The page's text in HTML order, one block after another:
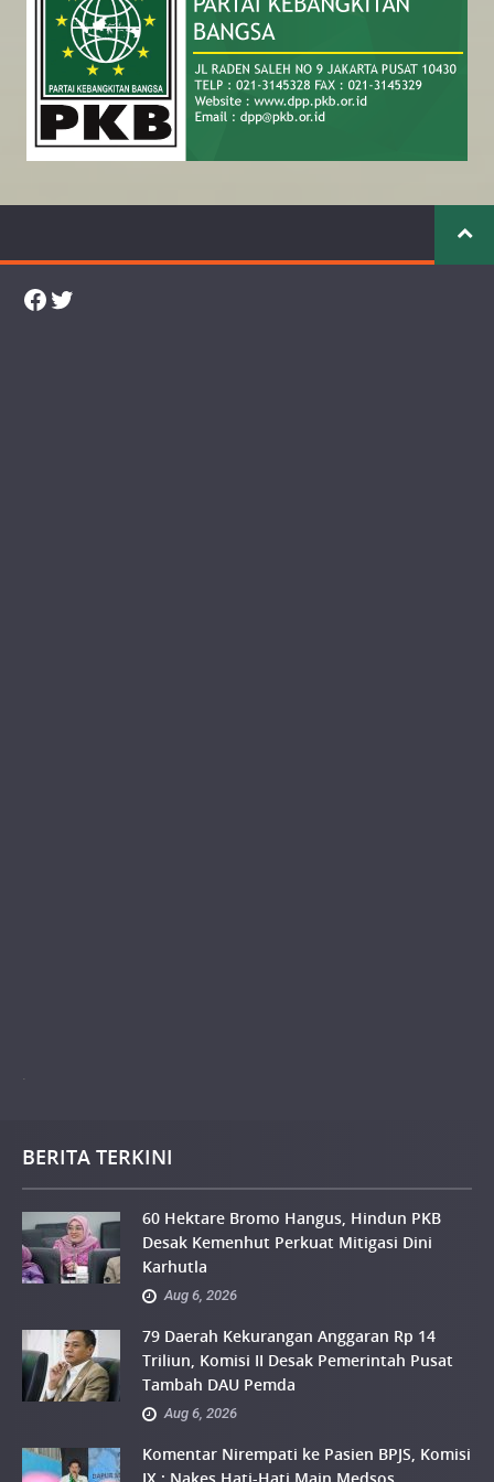
Facebook
Twitter
BERITA TERKINI
60 Hektare Bromo Hangus, Hindun PKB
Desak Kemenhut Perkuat Mitigasi Dini
Karhutla
Aug 6, 2026
79 Daerah Kekurangan Anggaran Rp 14
Triliun, Komisi II Desak Pemerintah Pusat
Tambah DAU Pemda
Aug 6, 2026
Komentar Nirempati ke Pasien BPJS, Komisi